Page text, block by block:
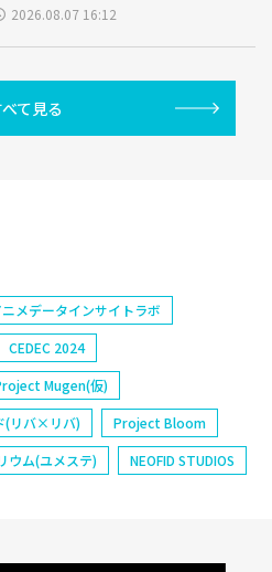
2026.08.07 16:12
て見る
ニメデータインサイトラボ
CEDEC 2024
Mugen(仮)
(リバ×リバ)
Project Bloom
ウム(ユメステ)
NEOFID STUDIOS